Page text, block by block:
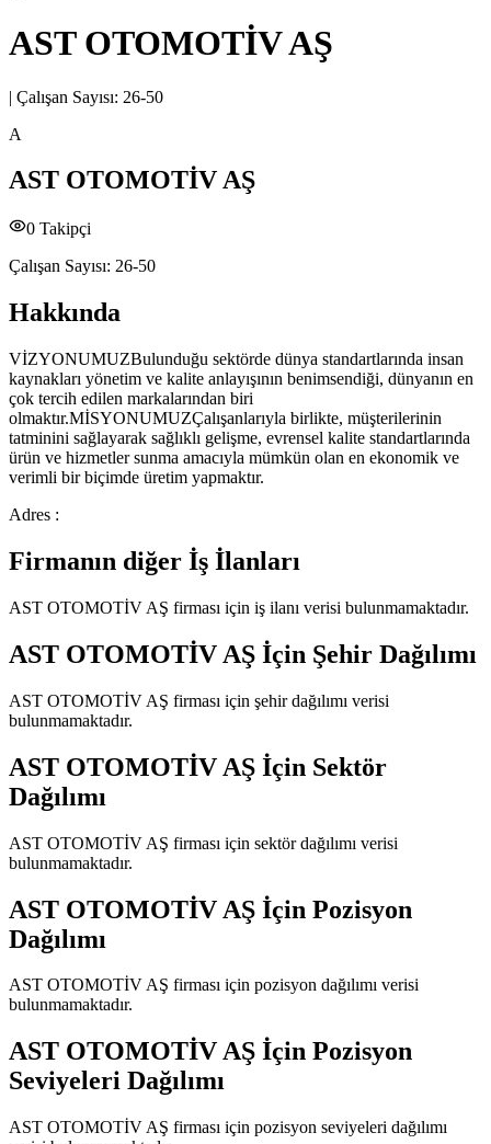
AST OTOMOTİV AŞ
| Çalışan Sayısı: 26-50
A
AST OTOMOTİV AŞ
0 Takipçi
Çalışan Sayısı: 26-50
Hakkında
VİZYONUMUZBulunduğu sektörde dünya standartlarında insan
kaynakları yönetim ve kalite anlayışının benimsendiği, dünyanın en
çok tercih edilen markalarından biri
olmaktır.MİSYONUMUZÇalışanlarıyla birlikte, müşterilerinin
tatminini sağlayarak sağlıklı gelişme, evrensel kalite standartlarında
ürün ve hizmetler sunma amacıyla mümkün olan en ekonomik ve
verimli bir biçimde üretim yapmaktır.
Adres :
Firmanın diğer İş İlanları
AST OTOMOTİV AŞ firması için iş ilanı verisi bulunmamaktadır.
AST OTOMOTİV AŞ İçin Şehir Dağılımı
AST OTOMOTİV AŞ firması için şehir dağılımı verisi
bulunmamaktadır.
AST OTOMOTİV AŞ İçin Sektör
Dağılımı
AST OTOMOTİV AŞ firması için sektör dağılımı verisi
bulunmamaktadır.
AST OTOMOTİV AŞ İçin Pozisyon
Dağılımı
AST OTOMOTİV AŞ firması için pozisyon dağılımı verisi
bulunmamaktadır.
AST OTOMOTİV AŞ İçin Pozisyon
Seviyeleri Dağılımı
AST OTOMOTİV AŞ firması için pozisyon seviyeleri dağılımı